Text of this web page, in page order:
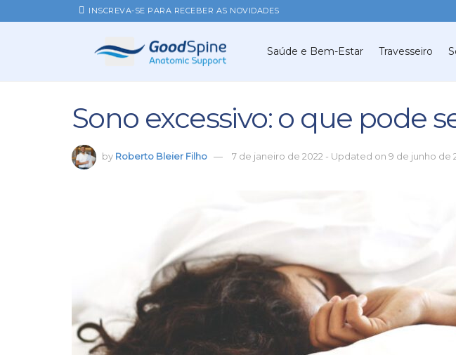
INSCREVA-SE PARA RECEBER AS NOVIDADES
Saúde e Bem-Estar Travesseiro
Sono excessivo: o que pode
by Roberto Bleier Filho 7 de janeiro de 2022 - Updated on 9 de junho de